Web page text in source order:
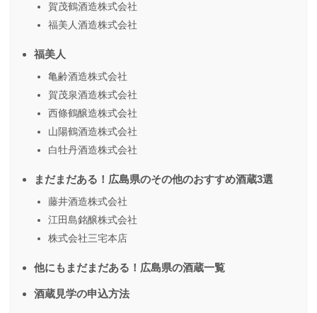
賀茂鶴酒造株式会社
福美人酒造株式会社
福美人
亀齢酒造株式会社
賀茂泉酒造株式会社
西條鶴醸造株式会社
山陽鶴酒造株式会社
白牡丹酒造株式会社
まだまだある！広島県のその他のおすすめ酒蔵3選
藤井酒造株式会社
江田島銘醸株式会社
株式会社三宅本店
他にもまだまだある！広島県の酒蔵一覧
酒蔵見学の申込方法